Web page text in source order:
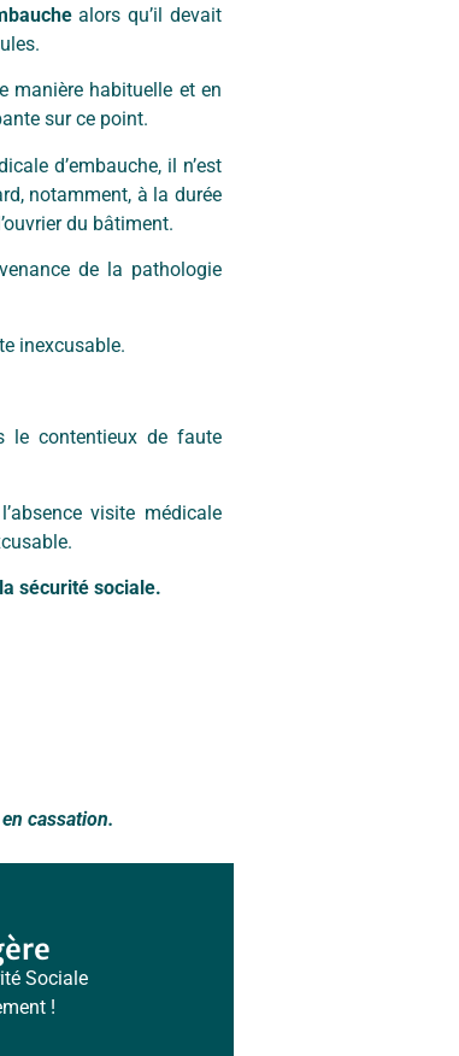
alors qu’il devait
manière habituelle et en
sur ce point.
d’embauche, il n’est
notamment, à la durée
du bâtiment.
de la pathologie
inexcusable.
contentieux de faute
visite médicale
sécurité sociale.
cassation.
Sociale
!